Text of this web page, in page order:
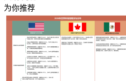
为你推荐